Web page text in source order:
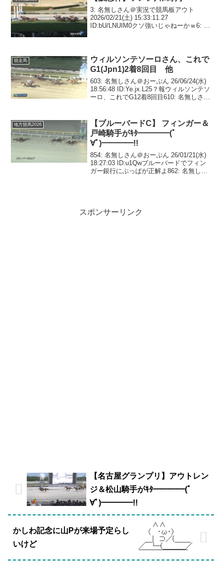
3: 名無しさん＠実況で競馬板アウト
2026/02/21(土) 15:33:11.27
ID:bU/LNUIM0クソ強いじゃねーかｗ6: 名
競走馬
ウィルソンテソーロさん、これで
G1(Jpn1)2着8回目 他
603: 名無しさん＠おーぷん 26/06/24(水)
18:56:48 ID:Ye.jx.L25？報ウィルソンテソ
ーロ、これでG12着8回目610: 名無しさん
地方競馬2026
【ブルーバードC】 フィンガー＆
戸崎騎手がｷﾀ━━━━(ﾟ
∀ﾟ)━━━━!!
854: 名無しさん＠おーぷん 26/01/21(水)
18:27:03 ID:u1Qwブルーバードでフィン
ガー銀行にぶっぱが正解よ862: 名無しさ
スポンサーリンク
【名古屋グランプリ】アウトレン
ジ＆松山騎手がｷﾀ━━━━(ﾟ
∀ﾟ)━━━━!!
かしわ記念に山Pが来場予定らし
いけど